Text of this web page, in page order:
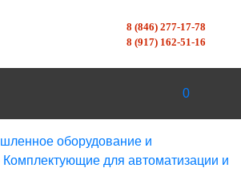
8 (846) 277-17-78
8 (917) 162-51-16
0
оборудование и
Комплектующие для автоматизации и